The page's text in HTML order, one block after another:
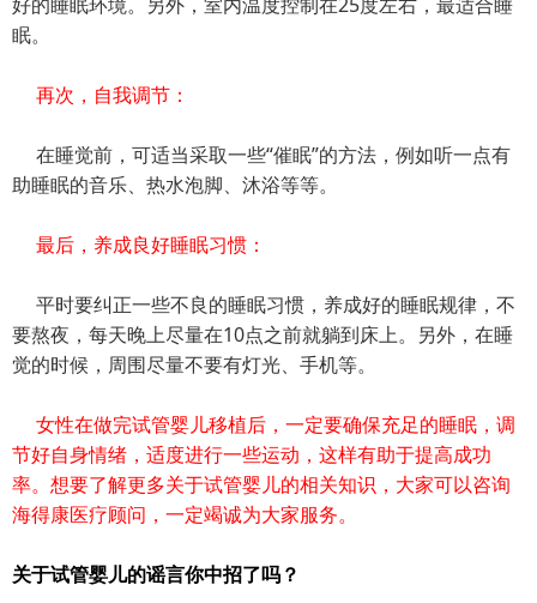
眠。
再次，自我调节：
在睡觉前，可适当采取一些“催眠”的方法，例如听一点有
助睡眠的音乐、热水泡脚、沐浴等等。
最后，养成良好睡眠习惯：
平时要纠正一些不良的睡眠习惯，养成好的睡眠规律，不
要熬夜，每天晚上尽量在10点之前就躺到床上。另外，在睡
觉的时候，周围尽量不要有灯光、手机等。
女性在做完试管婴儿移植后，一定要确保充足的睡眠，调
节好自身情绪，适度进行一些运动，这样有助于提高成功
率。想要了解更多关于试管婴儿的相关知识，大家可以咨询
海得康医疗顾问，一定竭诚为大家服务。
关于试管婴儿的谣言你中招了吗？